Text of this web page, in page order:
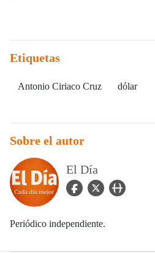
Etiquetas
Antonio Ciriaco Cruz dólar
Sobre el autor
El Día
facebook Icon
twitter Iconuser_url Icon
Periódico independiente.